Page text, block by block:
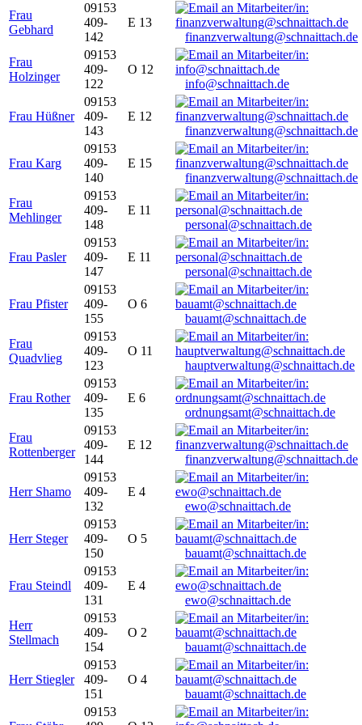
Frau
Gebhard
09153
409-
142
E 13
finanzverwaltung@schnaittach.de
Frau
Holzinger
09153
409-
122
O 12
info@schnaittach.de
Frau Hüßner
09153
409-
143
E 12
finanzverwaltung@schnaittach.de
Frau Karg
09153
409-
140
E 15
finanzverwaltung@schnaittach.de
Frau
Mehlinger
09153
409-
148
E 11
personal@schnaittach.de
Frau Pasler
09153
409-
147
E 11
personal@schnaittach.de
Frau Pfister
09153
409-
155
O 6
bauamt@schnaittach.de
Frau
Quadvlieg
09153
409-
123
O 11
hauptverwaltung@schnaittach.de
Frau Rother
09153
409-
135
E 6
ordnungsamt@schnaittach.de
Frau
Rottenberger
09153
409-
144
E 12
finanzverwaltung@schnaittach.de
Herr Shamo
09153
409-
132
E 4
ewo@schnaittach.de
Herr Steger
09153
409-
150
O 5
bauamt@schnaittach.de
Frau Steindl
09153
409-
131
E 4
ewo@schnaittach.de
Herr
Stellmach
09153
409-
154
O 2
bauamt@schnaittach.de
Herr Stiegler
09153
409-
151
O 4
bauamt@schnaittach.de
09153